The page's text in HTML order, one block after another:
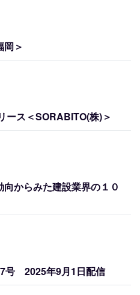
岡＞
ース＜SORABITO(株)＞
からみた建設業界の１０
号 2025年9月1日配信